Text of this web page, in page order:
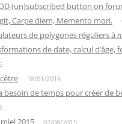
(un)subscribed button on
Carpe diem, Memento mori.
de polygones réguliers à n
de date, calcul d’âge,
18/01/2016
besoin de temps pour créer de
02/08/2015